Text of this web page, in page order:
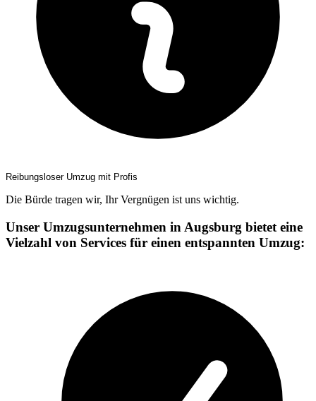
Reibungsloser Umzug mit Profis
Die Bürde tragen wir, Ihr Vergnügen ist uns wichtig.
Unser Umzugsunternehmen in Augsburg bietet eine
Vielzahl von Services für einen entspannten Umzug: